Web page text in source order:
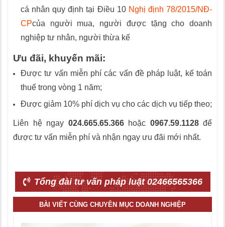
cá nhân quy định tại Điều 10 Nghị định 78/2015/NĐ-
CPcủa người mua, người được tặng cho doanh
nghiệp tư nhân, người thừa kế
Ưu đãi, khuyến mãi:
Được tư vấn miễn phí các vấn đề pháp luật, kế toán
thuế trong vòng 1 năm;
Được giảm 10% phí dịch vụ cho các dịch vụ tiếp theo;
Liên hệ ngay 024.665.65.366hoặc 0967.59.1128 để
được tư vấn miễn phí và nhận ngay ưu đãi mới nhất.
Tổng đài tư vấn pháp luật 02466565366
BÀI VIẾT CÙNG CHUYÊN MỤC DOANH NGHIỆP